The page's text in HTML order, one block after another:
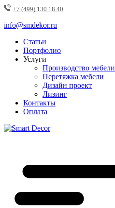
+7 (499) 130 18 40
info@smdekor.ru
Статьи
Портфолио
Услуги
Производство мебели
Перетяжка мебели
Дизайн проект
Лизинг
Контакты
Оплата